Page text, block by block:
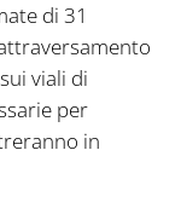
di 31
viali di
per
in